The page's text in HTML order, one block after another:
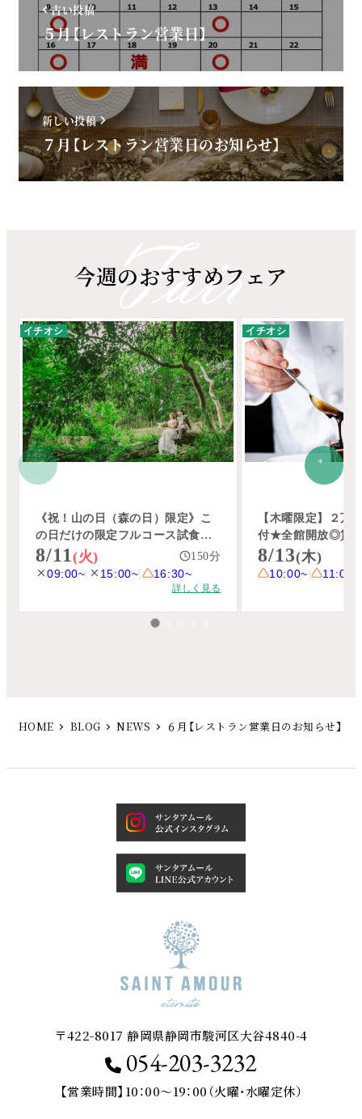
古い投稿
５月【レストラン営業日】
新しい投稿
７月【レストラン営業日のお知らせ】
今週のおすすめフェア
HOME BLOG NEWS ６月【レストラン営業日のお知らせ】
〒422-8017 静岡県静岡市駿河区大谷4840-4
054-203-3232
【営業時間】10：00～19：00（火曜・水曜定休）